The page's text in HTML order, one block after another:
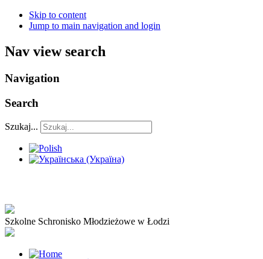
Skip to content
Jump to main navigation and login
Nav view search
Navigation
Search
Szukaj...
Szkolne Schronisko Młodzieżowe w Łodzi